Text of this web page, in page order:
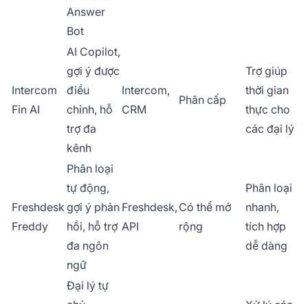
Answer
Bot
Intercom
Fin AI
AI Copilot,
gợi ý được
điều
chỉnh, hỗ
trợ đa
kênh
Intercom,
CRM
Phân cấp
Trợ giúp
thời gian
thực cho
các đại lý
Freshdesk
Freddy
Phân loại
tự động,
gợi ý phản
hồi, hỗ trợ
đa ngôn
ngữ
Freshdesk,
API
Có thể mở
rộng
Phân loại
nhanh,
tích hợp
dễ dàng
Đại lý tự